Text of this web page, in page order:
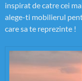
inspirat de catre cei
alege-ti mobilierul
care sa te reprezinte !